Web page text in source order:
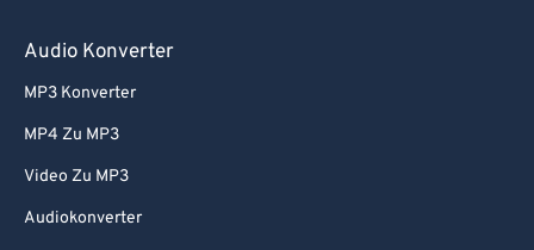
Audio Konverter
MP3 Konverter
MP4 Zu MP3
Video Zu MP3
Audiokonverter